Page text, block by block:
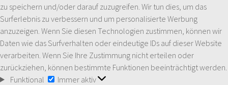
zu speichern und/oder darauf zuzugreifen. Wir tun dies, um das
Surferlebnis zu verbessern und um personalisierte Werbung
anzuzeigen. Wenn Sie diesen Technologien zustimmen, können wir
Daten wie das Surfverhalten oder eindeutige IDs auf dieser Website
verarbeiten. Wenn Sie Ihre Zustimmung nicht erteilen oder
zurückziehen, können bestimmte Funktionen beeinträchtigt werden.
Funktional
Funktional
Immer aktiv